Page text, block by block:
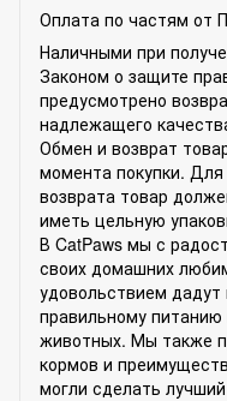
Оплата по частям от
Наличными при
Законом о защите
предусмотрено
надлежащего
Обмен и возврат
момента покупки.
возврата товар
иметь цельную
В CatPaws мы с
своих домашних
удовольствием
правильному
животных. Мы также
кормов и
могли сделать